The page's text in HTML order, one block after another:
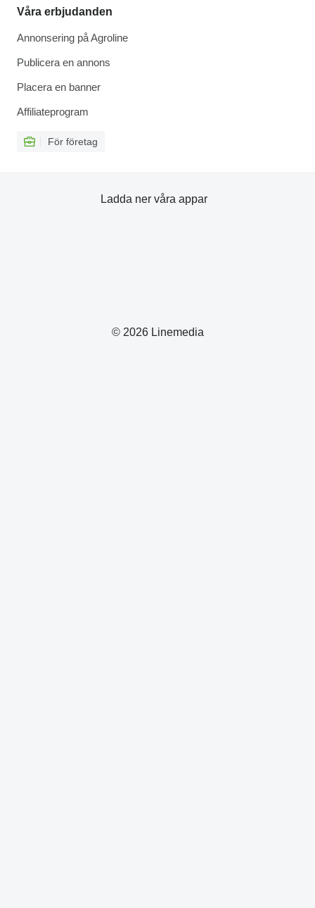
Våra erbjudanden
Annonsering på Agroline
Publicera en annons
Placera en banner
Affiliateprogram
För företag
© 2026 Linemedia
Ladda ner våra appar